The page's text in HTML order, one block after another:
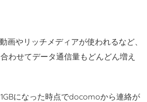
画やリッチメディアが使われるなど、
わせてデータ通信量もどんどん増え
になった時点でdocomoから連絡が